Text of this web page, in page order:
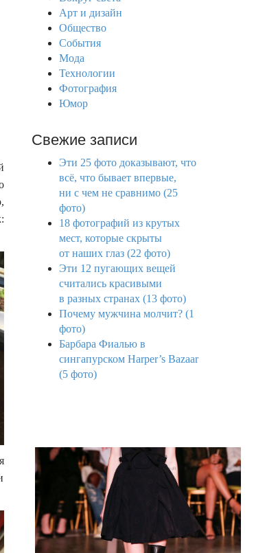
Арт и дизайн
Общество
События
Мода
Технологии
Фотография
Юмор
Свежие записи
Эти 25 фото доказывают, что
всё, что бывает впервые,
ни с чем не сравнимо (25
фото)
18 фотографий из крутых
мест, которые скрыты
от наших глаз (22 фото)
Эти 12 пугающих вещей
считались красивыми
в разных странах (13 фото)
Почему мужчина молчит? (1
фото)
Барбара Фиалью в
сингапурском Harper’s Bazaar
(5 фото)